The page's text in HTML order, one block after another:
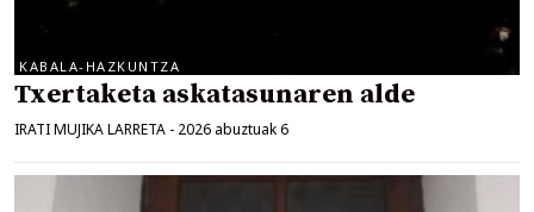
KABALA-HAZKUNTZA
Txertaketa askatasunaren alde
IRATI MUJIKA LARRETA - 2026 abuztuak 6